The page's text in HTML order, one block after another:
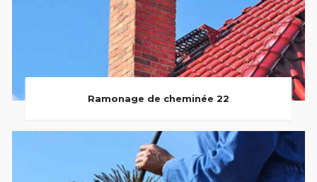
Ramonage de cheminée 22